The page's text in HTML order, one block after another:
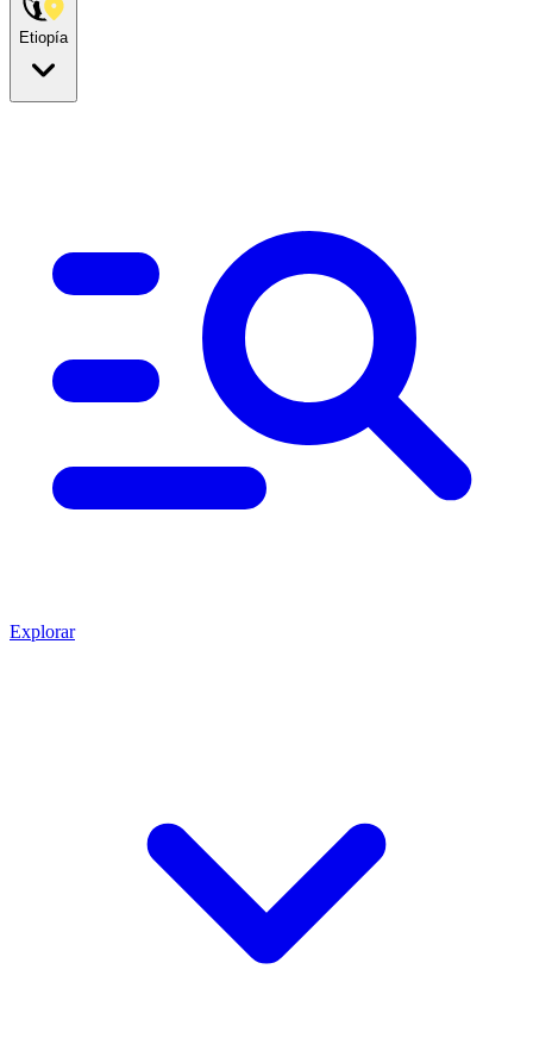
Etiopía
Explorar